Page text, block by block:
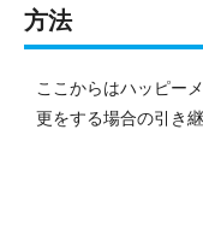
方法
ここからはハッピー
更をする場合の引き